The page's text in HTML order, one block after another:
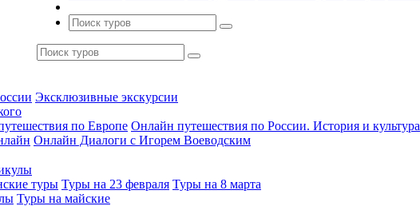
Эксклюзивные экскурсии
по Европе Онлайн путешествия по России. История и культура
Онлайн Диалоги с Игорем Воеводским
туры Туры на 23 февраля Туры на 8 марта
Туры на майские